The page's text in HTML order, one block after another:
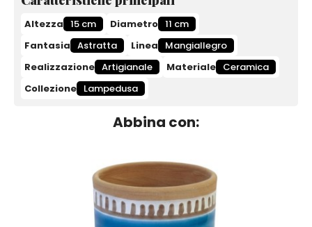
Altezza 15 cm Diametro 11 cm
Fantasia Astratta Linea
Mangiallegro
Realizzazione Artigianale Materiale Ceramica
Collezione Lampedusa
Abbina con: